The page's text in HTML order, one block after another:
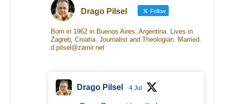
Drago Pilsel Follow
Born in 1962 in Buenos Aires, Argentina. Lives in
Zagreb, Croatia. Journalist and Theologian. Married.
d.pilsel@zamir.net
Drago Pilsel 4 Jul